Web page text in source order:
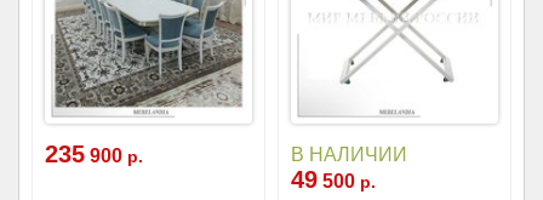
235 900 р. В НАЛИЧИИ
49 500 р.